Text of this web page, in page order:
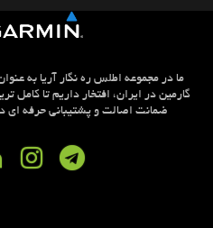
ما در مجموعه اطلس ره نگار آریا به
گارمین در ایران، افتخار داریم تا کامل
ضمانت اصالت و پشتیبانی حرفه ای